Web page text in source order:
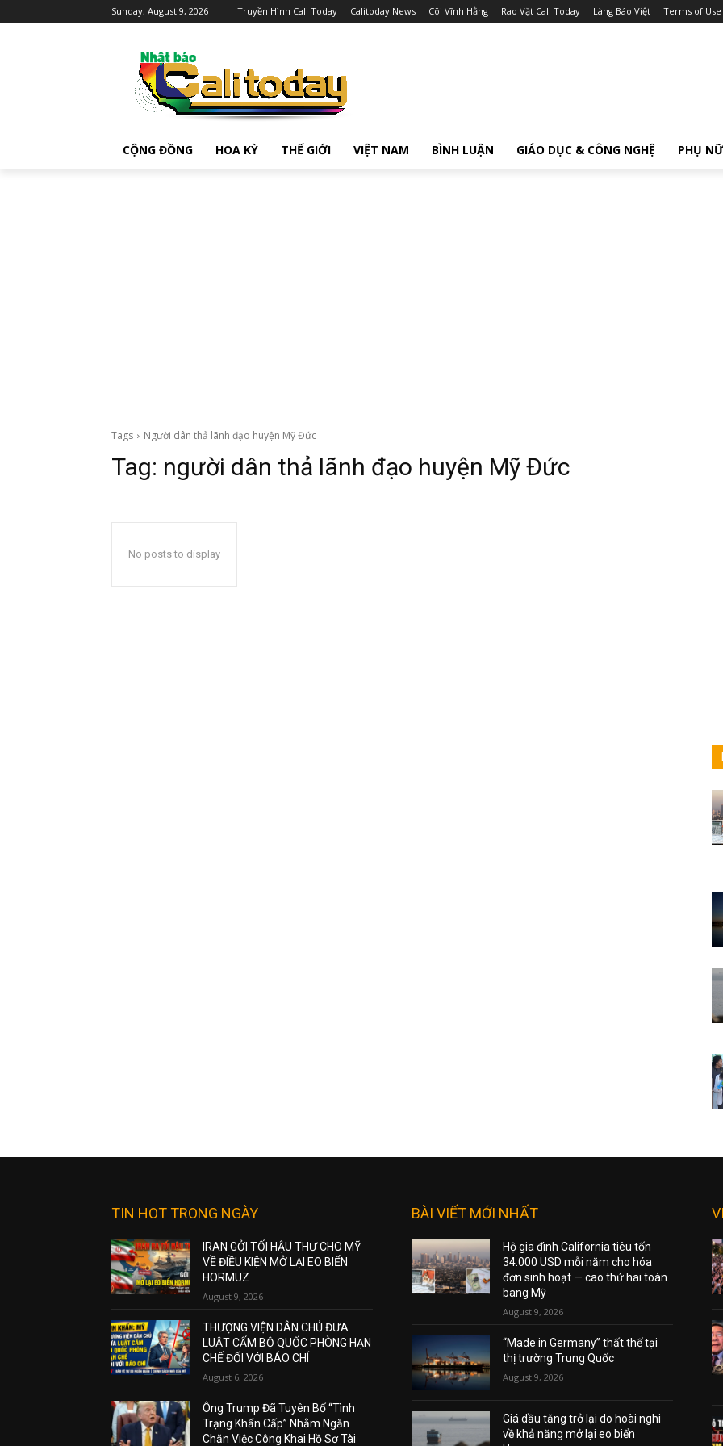
Sunday, August 9, 2026 Truyền Hình Cali Today Calitoday News Cõi Vĩnh Hằng Rao Vặt Cali Today Làng Báo Việt Terms of Use
CỘNG ĐỒNG HOA KỲ THẾ GIỚI VIỆT NAM BÌNH LUẬN GIÁO DỤC & CÔNG NGHỆ PHỤ NỮ
Tags Người dân thả lãnh đạo huyện Mỹ Đức
Tag: người dân thả lãnh đạo huyện Mỹ Đức
No posts to display
TIN HOT TRONG NGÀY
IRAN GỞI TỐI HẬU THƯ CHO MỸ
VỀ ĐIỀU KIỆN MỞ LẠI EO BIỂN
HORMUZ
August 9, 2026
THƯỢNG VIỆN DÂN CHỦ ĐƯA
LUẬT CẤM BỘ QUỐC PHÒNG HẠN
CHẾ ĐỐI VỚI BÁO CHÍ
August 6, 2026
Ông Trump Đã Tuyên Bố “Tình
Trạng Khẩn Cấp” Nhằm Ngăn
Chặn Việc Công Khai Hồ Sơ Tài
BÀI VIẾT MỚI NHẤT
Hộ gia đình California tiêu tốn
34.000 USD mỗi năm cho hóa
đơn sinh hoạt — cao thứ hai toàn
bang Mỹ
August 9, 2026
“Made in Germany” thất thế tại
thị trường Trung Quốc
August 9, 2026
Giá dầu tăng trở lại do hoài nghi
về khả năng mở lại eo biển